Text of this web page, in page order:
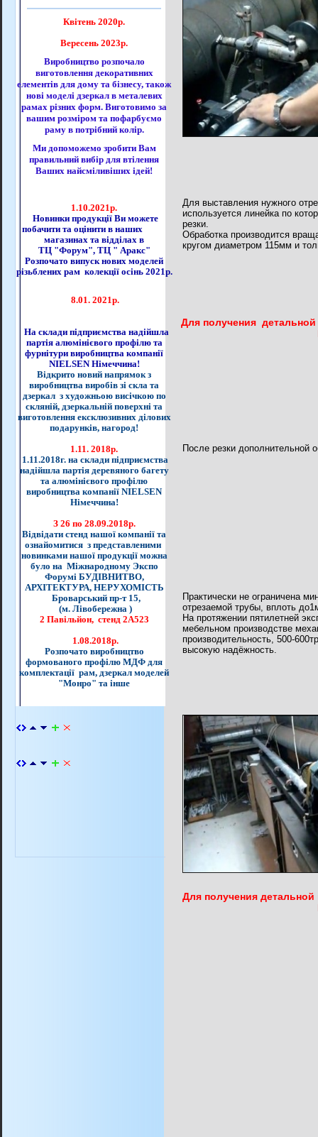
Квітень 2020р.
Вересень 2023р.
Виробництво розпочало
виготовлення декоративних
елементів для дому та бізнесу, також
нові моделі дзеркал в металевих
рамах різних форм. Виготовимо за
вашим розміром та пофарбуємо
раму в потрібний колір.
Ми допоможемо зробити Вам
правильний вибір для втілення
Ваших найсміливіших ідей!
1.10.2021р.
Новинки продукції Ви можете
побачити та оцінити в наших
магазинах та відділах в
ТЦ "Форум", ТЦ " Аракс"
Розпочато випуск нових моделей
різьблених рам колекції осінь 2021р.
8.01. 2021р.
На склади підприємства надійшла
партія алюмінієвого профілю та
фурнітури виробництва компанії
NIELSEN Німеччина!
Відкрито новий напрямок з
виробництва виробів зі скла та
дзеркал з художньою висічкою по
скляній, дзеркальній поверхні та
виготовлення ексклюзивних ділових
подарунків, нагород!
1.11. 2018р.
1.11.2018г. на склади підприємства
надійшла партія деревяного багету
та алюмінієвого профілю
виробництва компанії NIELSEN
Німеччина!
З 26 по 28.09.2018р.
Відвідати стенд нашої компанії та
ознайомитися з представленими
новинками нашої продукції можна
було на Міжнародному Экспо
Форумі БУДІВНИТВО,
АРХІТЕКТУРА, НЕРУХОМІСТЬ
Броварський пр-т 15,
(м. Лівобережна )
2 Павільйон, стенд 2А523
1.08.2018р.
Розпочато виробництво
формованого профілю МДФ для
комплектації рам, дзеркал моделей
"Монро" та інше
Для выставления нужного
используется линейка по
резки.
Обработка производится
кругом диаметром 115мм и
Для получения
После резки дополнительной
Практически не ограничена
отрезаемой трубы, вплоть
На протяжении пятилетней
мебельном производстве
производительность, 500-
высокую надёжность.
Для получения